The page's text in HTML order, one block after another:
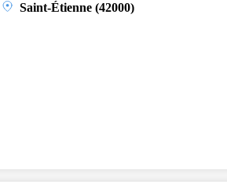
Saint-Étienne (42000)